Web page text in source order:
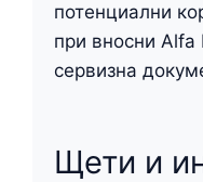
потенциални
при вносни Alfa
сервизна
Щети и